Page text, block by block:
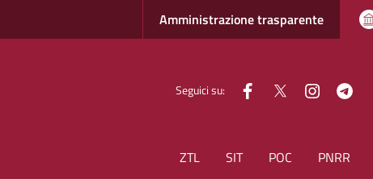
Amministrazione trasparente
Seguici su: facebook
Twitter instagram
ZTL SIT POC PNRR